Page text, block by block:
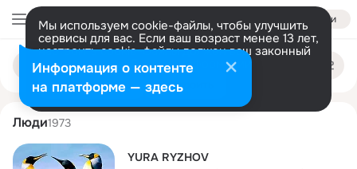
Войти
Мы используем cookie-файлы, чтобы улучшить
сервисы для вас. Если ваш возраст менее 13 лет,
настроить cookie-файлы должен ваш законный
представитель. Больше информации
Разрешить все Настроить
Поиск
людям
yura ryzhov
Люди1973
YURA RYZHOV
Информация о контенте
на платформе — здесь